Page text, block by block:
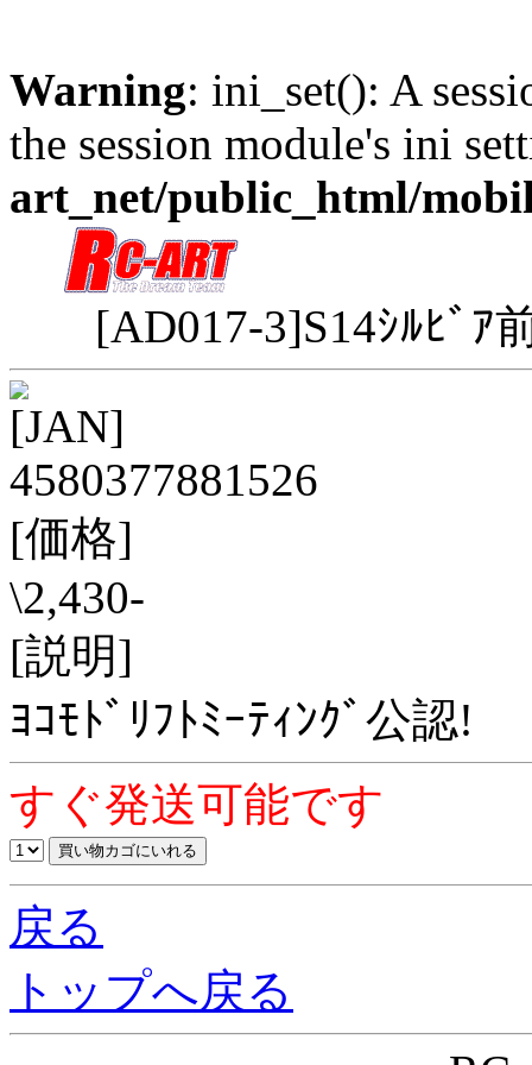
Warning: ini_set(): A
the session module's ini
art_net/public_html/
[AD017-3]S14ｼﾙﾋﾞｱ
[JAN]
4580377881526
[価格]
\2,430-
[説明]
ﾖｺﾓﾄﾞﾘﾌﾄﾐｰﾃｨﾝｸﾞ公認!
すぐ発送可能です
戻る
トップへ戻る